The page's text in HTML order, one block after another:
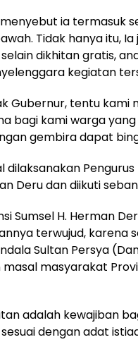
ia termasuk
Tidak hanya itu,
dikhitan gratis,
kegiatan
Gubernur, tentu
bagi kami warga
gembira dapat
dilaksanakan
Deru dan diikuti
Sumsel H. Herman
terwujud, karena
Sultan Persya
masyarakat
adalah kewajiban
dengan adat